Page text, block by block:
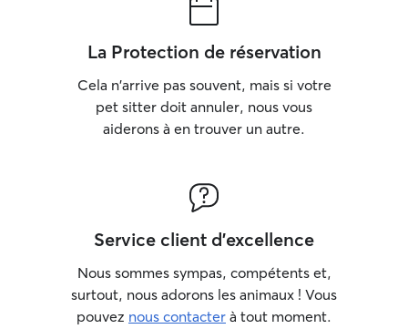
La Protection de réservation
Cela n'arrive pas souvent, mais si votre
pet sitter doit annuler, nous vous
aiderons à en trouver un autre.
Service client d'excellence
Nous sommes sympas, compétents et,
surtout, nous adorons les animaux ! Vous
pouvez nous contacter à tout moment.